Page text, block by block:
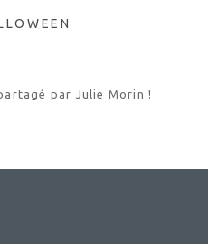
par Julie Morin !